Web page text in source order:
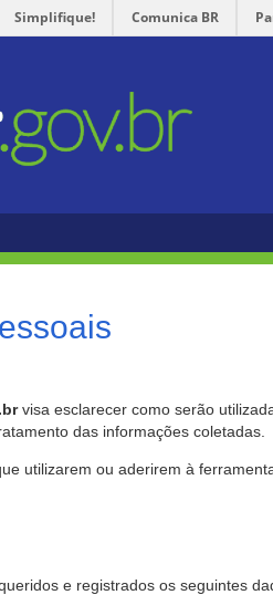
Simplifique! Comunica BR
visa esclarecer como serão
das informações coletadas.
utilizarem ou aderirem à
e registrados os seguintes